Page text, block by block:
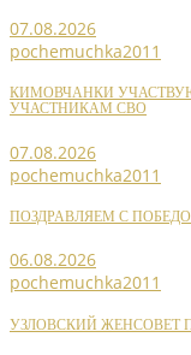
07.08.2026
pochemuchka2011
КИМОВЧАНКИ
УЧАСТНИКАМ СВО
07.08.2026
pochemuchka2011
ПОЗДРАВЛЯЕМ С
06.08.2026
pochemuchka2011
УЗЛОВСКИЙ ЖЕНСОВЕТ